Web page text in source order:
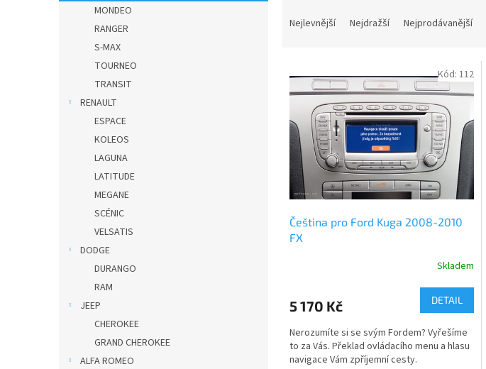
MONDEO
RANGER
S-MAX
TOURNEO
TRANSIT
RENAULT
ESPACE
KOLEOS
LAGUNA
LATITUDE
MEGANE
SCÉNIC
VELSATIS
DODGE
DURANGO
RAM
JEEP
CHEROKEE
GRAND CHEROKEE
ALFA ROMEO
p
Nejlevnější Nejdražší Nejprodávanější
p
p
Čeština pro Ford Kuga 2008-2010
FX
Skladem
5 170 Kč DETAIL
Nerozumíte si se svým Fordem? Vyřešíme
to za Vás. Překlad ovládacího menu a hlasu
navigace Vám zpříjemní cesty.
Kód: 112